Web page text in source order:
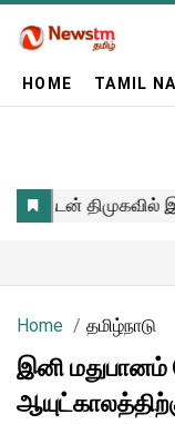
HOME TAMIL
Home தமிழ்நாடு
இனி மதுபானம்